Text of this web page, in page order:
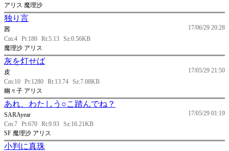
アリス 魔理沙
独り言
17/06/29 20:28
茜
Cm:4 Pt:180 Rt:5.13 Sz:0.56KB
魔理沙 アリス
灰を灯せば
17/05/29 21:50
皮
Cm:10 Pt:1280 Rt:13.74 Sz:7.08KB
幽々子 アリス
あれ、わたしう○こ踏んでね？
17/05/29 01:19
SARAyear
Cm:7 Pt:670 Rt:9.93 Sz:16.21KB
SF 魔理沙 アリス
小判に真珠